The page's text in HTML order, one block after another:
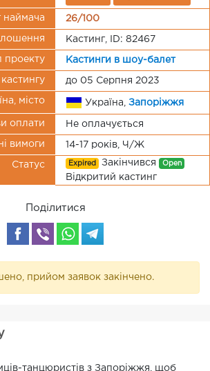
наймача 26/100
Кастинг, ID: 82467
проекту Кастинги в шоу-балет
кастингу до 05 Серпня 2023
місто Україна, Запоріжжя
оплати Не оплачується
вимоги 14-17 років, Ч/Ж
Статус Expired Закінчився Open
Відкритий кастинг
Поділитися
прийом заявок закінчено.
танцюристів з Запоріжжя, щоб